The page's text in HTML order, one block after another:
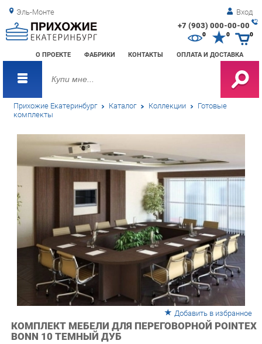
Эль-Монте Вход
+7 (903) 000-00-00
О ПРОЕКТЕ ФАБРИКИ КОНТАКТЫ ОПЛАТА И ДОСТАВКА
0 0
Прихожие Екатеринбург Каталог Коллекции Готовые
комплекты
Добавить в избранное
КОМПЛЕКТ МЕБЕЛИ ДЛЯ ПЕРЕГОВОРНОЙ POINTEX
BONN 10 ТЕМНЫЙ ДУБ
Строгая коллекция мебели для кабинета руководителя, интересные